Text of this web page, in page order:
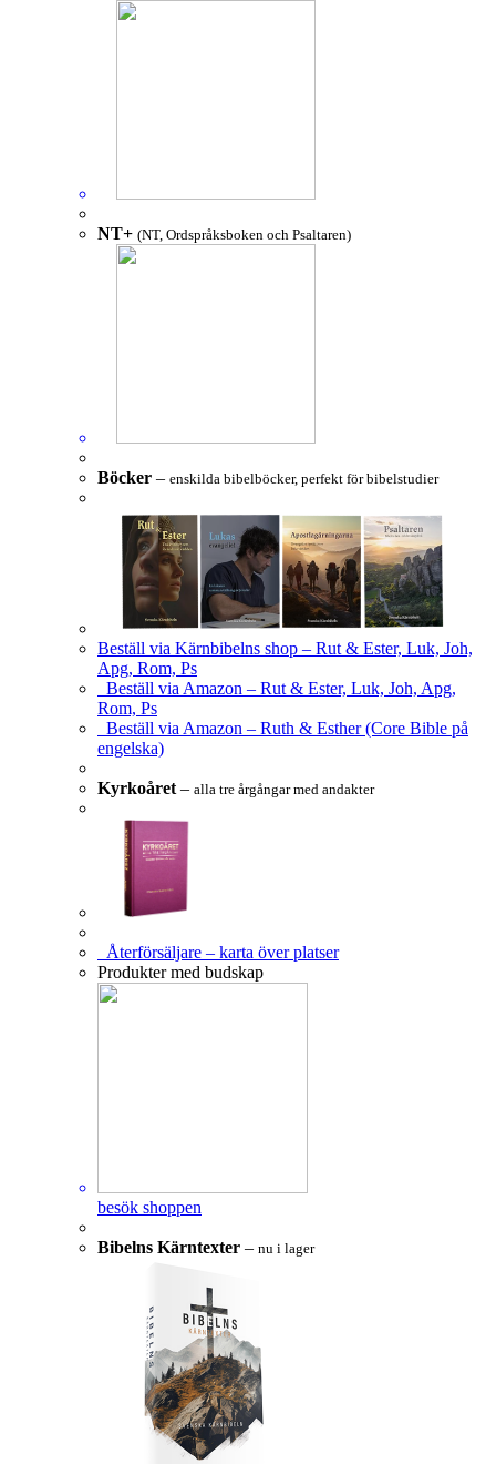
NT+ (NT, Ordspråksboken och Psaltaren)
Böcker – enskilda bibelböcker, perfekt för bibelstudier
Beställ via Kärnbibelns shop – Rut & Ester, Luk, Joh,
Apg, Rom, Ps
Beställ via Amazon – Rut & Ester, Luk, Joh, Apg,
Rom, Ps
Beställ via Amazon – Ruth & Esther (Core Bible på
engelska)
Kyrkoåret – alla tre årgångar med andakter
Återförsäljare – karta över platser
Produkter med budskap
besök shoppen
Bibelns Kärntexter – nu i lager